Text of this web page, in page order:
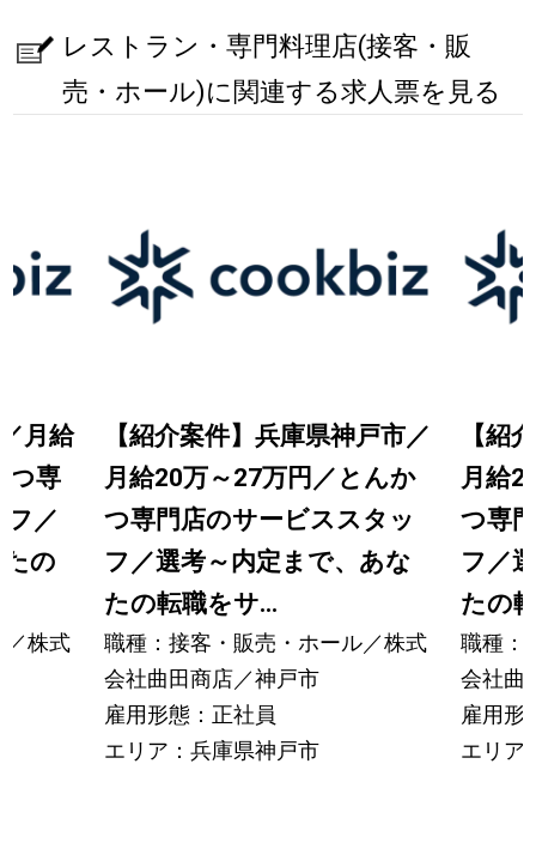
レストラン・専門料理店(接客・販
売・ホール)に関連する求人票を見る
月給
つ専
／
の
／株式
【紹介案件】兵庫県神戸市／
月給20万～27万円／とんか
つ専門店のサービススタッ
フ／選考～内定まで、あな
たの転職をサ...
職種：接客・販売・ホール／株式
会社曲田商店／神戸市
雇用形態：正社員
エリア：兵庫県神戸市
【紹
月給
つ専
フ／
たの
職種：
会社曲
雇用形
エリア